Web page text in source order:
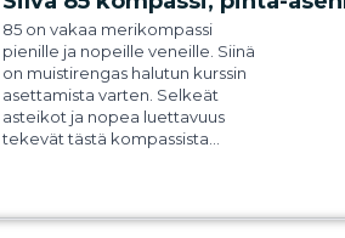
85 on vakaa merikompassi
pienille ja nopeille veneille. Siinä
on muistirengas halutun kurssin
asettamista varten. Selkeät
asteikot ja nopea luettavuus
tekevät tästä kompassista
ansiosta 85 sopii suuriin